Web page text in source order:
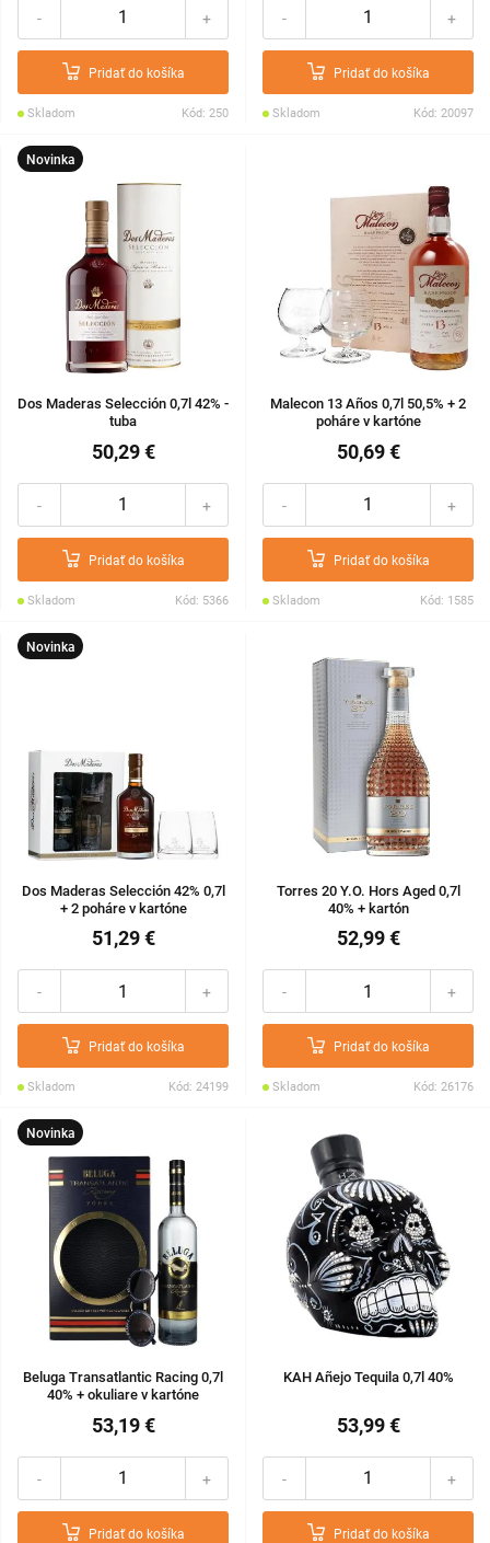
- +
Pridať do košíka
Skladom Kód: 250
- +
Pridať do košíka
Skladom Kód: 20097
Novinka
Dos Maderas Selección 0,7l 42% -
tuba
50,29 €
- +
Pridať do košíka
Skladom Kód: 5366
Malecon 13 Años 0,7l 50,5% + 2
poháre v kartóne
50,69 €
- +
Pridať do košíka
Skladom Kód: 1585
Novinka
Dos Maderas Selección 42% 0,7l
+ 2 poháre v kartóne
51,29 €
- +
Pridať do košíka
Skladom Kód: 24199
Torres 20 Y.O. Hors Aged 0,7l
40% + kartón
52,99 €
- +
Pridať do košíka
Skladom Kód: 26176
Novinka
Beluga Transatlantic Racing 0,7l
40% + okuliare v kartóne
53,19 €
- +
Pridať do košíka
KAH Añejo Tequila 0,7l 40%
53,99 €
- +
Pridať do košíka